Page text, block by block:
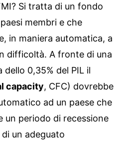
Si tratta di un fondo
membri e che
in maniera automatica, a
difficoltà. A fronte di una
0,35% del PIL il
capacity, CFC) dovrebbe
ad un paese che
un periodo di recessione
un adeguato